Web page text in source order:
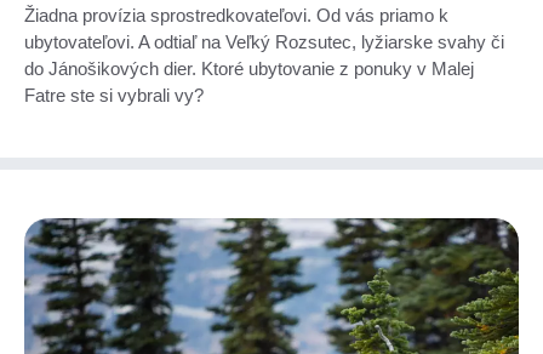
Žiadna provízia sprostredkovateľovi. Od vás priamo k
ubytovateľovi. A odtiaľ na Veľký Rozsutec, lyžiarske svahy či
do Jánošikových dier. Ktoré ubytovanie z ponuky v Malej
Fatre ste si vybrali vy?